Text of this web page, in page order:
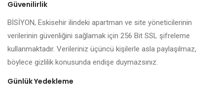
Güvenilirlik
BİSİYON, Eskisehir ilindeki apartman ve site yöneticilerinin
verilerinin güvenliğini sağlamak için 256 Bit SSL şifreleme
kullanmaktadır. Verileriniz üçüncü kişilerle asla paylaşılmaz,
böylece gizlilik konusunda endişe duymazsınız.
Günlük Yedekleme